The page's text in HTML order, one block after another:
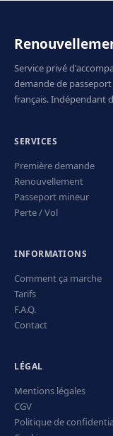
Service privé
demande de
français. Indépendant
SERVICES
Première demande
Renouvellement
Passeport mineur
Perte / Vol
INFORMATIONS
Comment ça marche
Tarifs
F.A.Q.
Contact
LÉGAL
Mentions légales
CGV
Politique de